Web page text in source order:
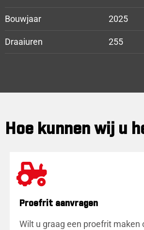
Bouwjaar 2025
Draaiuren 255
Hoe kunnen wij u
Proefrit aanvragen
Wilt u graag een proefrit maken